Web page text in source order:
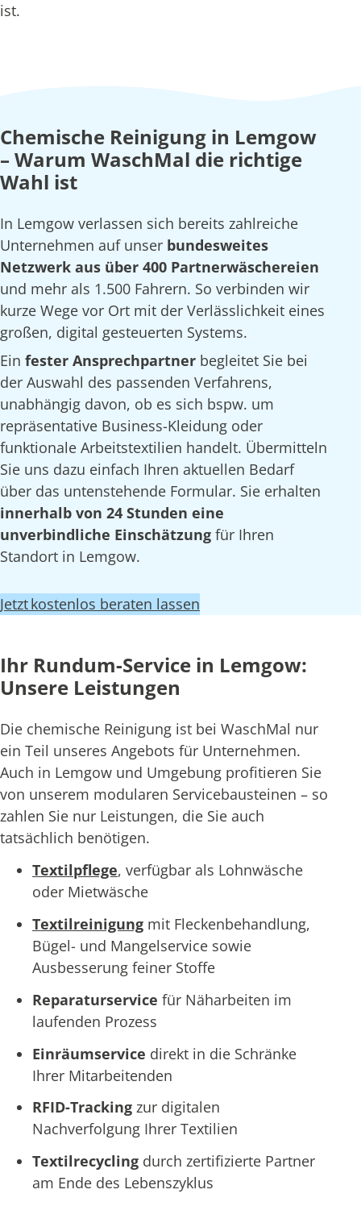
ist.
Chemische Reinigung in Lemgow
– Warum WaschMal die richtige
Wahl ist
In Lemgow verlassen sich bereits zahlreiche
Unternehmen auf unser bundesweites
Netzwerk aus über 400 Partnerwäschereien
und mehr als 1.500 Fahrern. So verbinden wir
kurze Wege vor Ort mit der Verlässlichkeit eines
großen, digital gesteuerten Systems.
Ein fester Ansprechpartner begleitet Sie bei
der Auswahl des passenden Verfahrens,
unabhängig davon, ob es sich bspw. um
repräsentative Business-Kleidung oder
funktionale Arbeitstextilien handelt. Übermitteln
Sie uns dazu einfach Ihren aktuellen Bedarf
über das untenstehende Formular. Sie erhalten
innerhalb von 24 Stunden eine
unverbindliche Einschätzung für Ihren
Standort in Lemgow.
Jetzt kostenlos beraten lassen
Ihr Rundum-Service in Lemgow:
Unsere Leistungen
Die chemische Reinigung ist bei WaschMal nur
ein Teil unseres Angebots für Unternehmen.
Auch in Lemgow und Umgebung profitieren Sie
von unserem modularen Servicebausteinen – so
zahlen Sie nur Leistungen, die Sie auch
tatsächlich benötigen.
Textilpflege, verfügbar als Lohnwäsche
oder Mietwäsche
Textilreinigung mit Fleckenbehandlung,
Bügel- und Mangelservice sowie
Ausbesserung feiner Stoffe
Reparaturservice für Näharbeiten im
laufenden Prozess
Einräumservice direkt in die Schränke
Ihrer Mitarbeitenden
RFID-Tracking zur digitalen
Nachverfolgung Ihrer Textilien
Textilrecycling durch zertifizierte Partner
am Ende des Lebenszyklus